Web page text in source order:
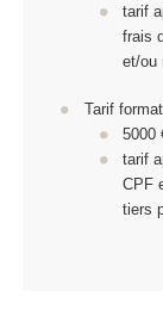
tarif
frais
et/ou
Tarif
5000
tarif
CPF
tiers